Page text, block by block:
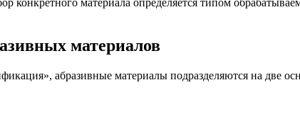
материалов
абразивные материалы подразделяются на две